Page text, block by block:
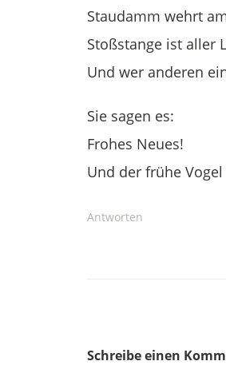
Staudamm wehrt
Stoßstange ist aller
Und wer anderen
Sie sagen es:
Frohes Neues!
Und der frühe
Antworten
Schreibe einen